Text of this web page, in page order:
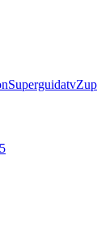
Superguidatv